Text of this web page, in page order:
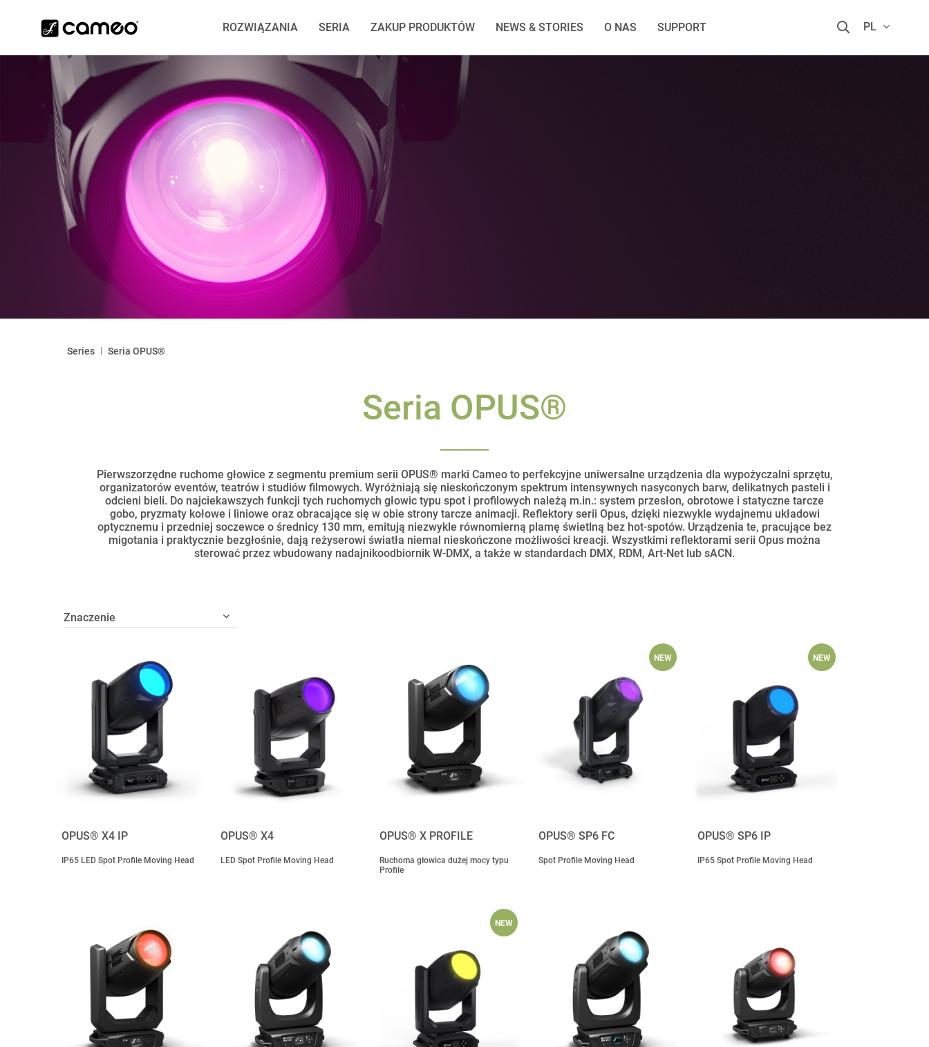
ROZWIĄZANIA SERIA ZAKUP PRODUKTÓW NEWS & STORIES O NAS SUPPORT PL
Series | Seria OPUS®
Seria OPUS®
Pierwszorzędne ruchome głowice z segmentu premium serii OPUS® marki Cameo to perfekcyjne uniwersalne urządzenia dla wypożyczalni sprzętu,
organizatorów eventów, teatrów i studiów filmowych. Wyróżniają się nieskończonym spektrum intensywnych nasyconych barw, delikatnych pasteli i
odcieni bieli. Do najciekawszych funkcji tych ruchomych głowic typu spot i profilowych należą m.in.: system przesłon, obrotowe i statyczne tarcze
gobo, pryzmaty kołowe i liniowe oraz obracające się w obie strony tarcze animacji. Reflektory serii Opus, dzięki niezwykle wydajnemu układowi
optycznemu i przedniej soczewce o średnicy 130 mm, emitują niezwykle równomierną plamę świetlną bez hot-spotów. Urządzenia te, pracujące bez
migotania i praktycznie bezgłośnie, dają reżyserowi światła niemal nieskończone możliwości kreacji. Wszystkimi reflektorami serii Opus można
sterować przez wbudowany nadajnikoodbiornik W-DMX, a także w standardach DMX, RDM, Art-Net lub sACN.
OPUS® X4 IP
IP65 LED Spot Profile Moving Head
OPUS® X4
LED Spot Profile Moving Head
OPUS® X PROFILE
Ruchoma głowica dużej mocy typu
Profile
NEW
OPUS® SP6 FC
Spot Profile Moving Head
NEW
OPUS® SP6 IP
IP65 Spot Profile Moving Head
NEW